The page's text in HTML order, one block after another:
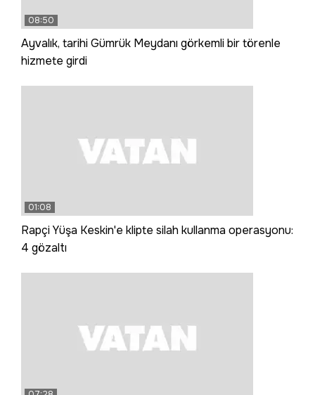
08:50
Ayvalık, tarihi Gümrük Meydanı görkemli bir törenle
hizmete girdi
01:08
Rapçi Yüşa Keskin'e klipte silah kullanma operasyonu:
4 gözaltı